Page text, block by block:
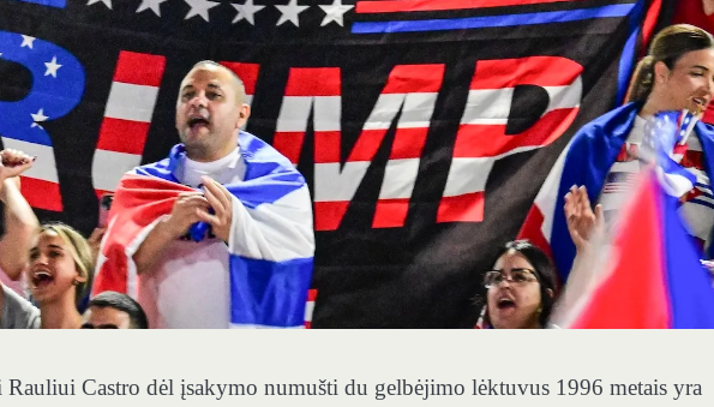
Castro dėl įsakymo numušti du gelbėjimo lėktuvus 1996 metais yra